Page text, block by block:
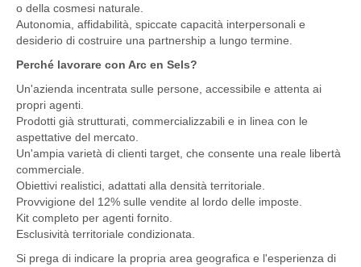
o della cosmesi naturale.
Autonomia, affidabilità, spiccate capacità interpersonali e
desiderio di costruire una partnership a lungo termine.
Perché lavorare con Arc en Sels?
Un'azienda incentrata sulle persone, accessibile e attenta ai
propri agenti.
Prodotti già strutturati, commercializzabili e in linea con le
aspettative del mercato.
Un'ampia varietà di clienti target, che consente una reale libertà
commerciale.
Obiettivi realistici, adattati alla densità territoriale.
Provvigione del 12% sulle vendite al lordo delle imposte.
Kit completo per agenti fornito.
Esclusività territoriale condizionata.
Si prega di indicare la propria area geografica e l'esperienza di